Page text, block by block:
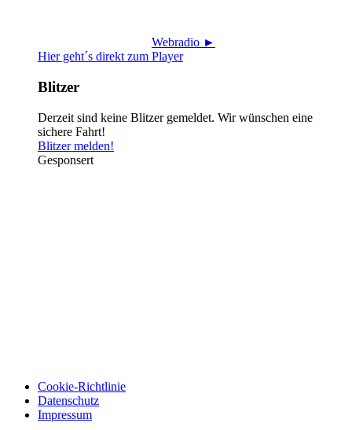
Webradio ►
Hier geht´s direkt zum Player
Blitzer
Derzeit sind keine Blitzer gemeldet. Wir wünschen eine
sichere Fahrt!
Blitzer melden!
Gesponsert
Cookie-Richtlinie
Datenschutz
Impressum